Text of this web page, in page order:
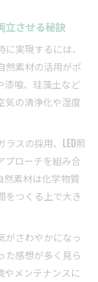
立させる秘訣
実現するには、
然素材の活用がポ
漆喰、珪藻土など
気の清浄化や湿度
スの採用、LED照
プローチを組み合
然素材は化学物質
をつくる上で大き
がさわやかになっ
た感想が多く見ら
やメンテナンスに